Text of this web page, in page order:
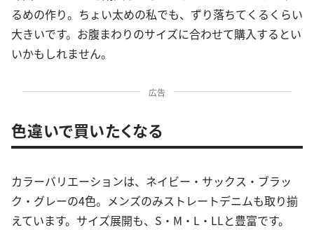
るめの作り。ちょい太めの私でも、ずり落ちてくるくらい
大きいです。お腹まわりのサイズに合わせて購入するとい
いかもしれません。
広告
色違いで買いたくなる
カラーバリエーションは、ネイビー・サックス・ブラッ
ク・グレーの4色。メンズのみストレートデニムも取り揃
えています。サイズ展開も、S・M・L・LLと豊富です。